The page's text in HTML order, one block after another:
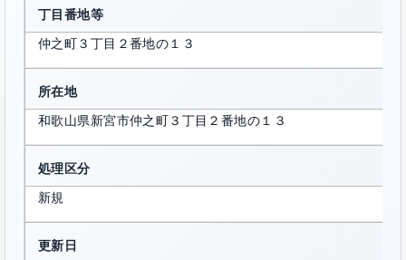
丁目番地等
仲之町３丁目２番地の１３
所在地
和歌山県新宮市仲之町３丁目２番地の１３
処理区分
新規
更新日